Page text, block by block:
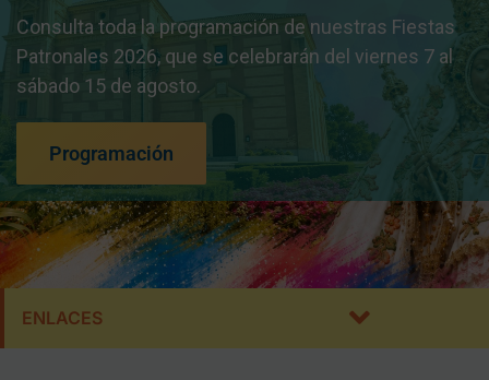
Consulta toda la programación de nuestras Fiestas
Patronales 2026, que se celebrarán del viernes 7 al
sábado 15 de agosto.
Programación
ENLACES